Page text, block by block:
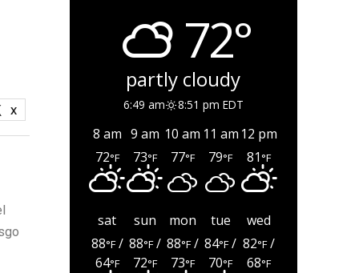
X
72°
partly cloudy
6:49 am 8:51 pm EDT
8 am 9 am 10 am 11 am 12 pm
72°F 73°F 77°F 79°F 81 °F
sat sun mon tue
wed
88°F/
64°F
88°F/
72°F
88°F/
73°F
84°F/
70°F
82°F/
68°F